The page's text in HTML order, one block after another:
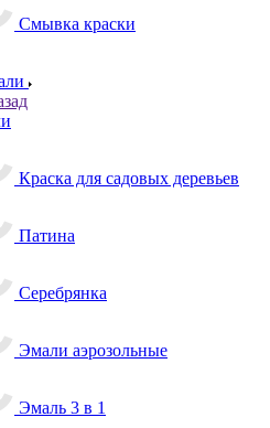
Смывка краски
Краска для садовых деревьев
Патина
Серебрянка
Эмали аэрозольные
Эмаль 3 в 1